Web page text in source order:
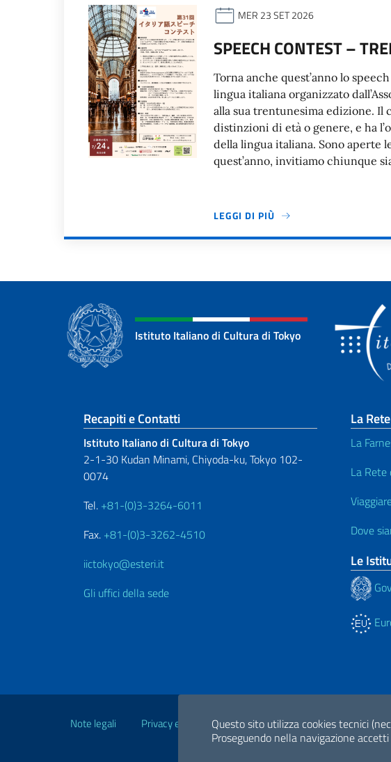
Questo sito utilizza cookies tecnici
Proseguendo nella navigazione
MER 23 SET 2026
SPEECH CONTEST –
Torna anche quest’anno lo
lingua italiana organizzato
alla sua trentunesima edizione. Il
distinzioni di età o genere, e ha
della lingua italiana. Sono aperte
quest’anno, invitiamo chiunque
LEGGI DI PIÙ
Paginazione
Istituto Italiano di Cultura di Tokyo
Sezione footer
Recapiti e Contatti
Istituto Italiano di Cultura di Tokyo
2-1-30 Kudan Minami, Chiyoda-ku, Tokyo 102-
0074
Tel. +81-(0)3-3264-6011
Fax. +81-(0)3-3262-4510
iictokyo@esteri.it
Gli uffici della sede
La
La
La
Dove
Le
Note legali Privacy e cookie policy Dichiarazione di accessibilità